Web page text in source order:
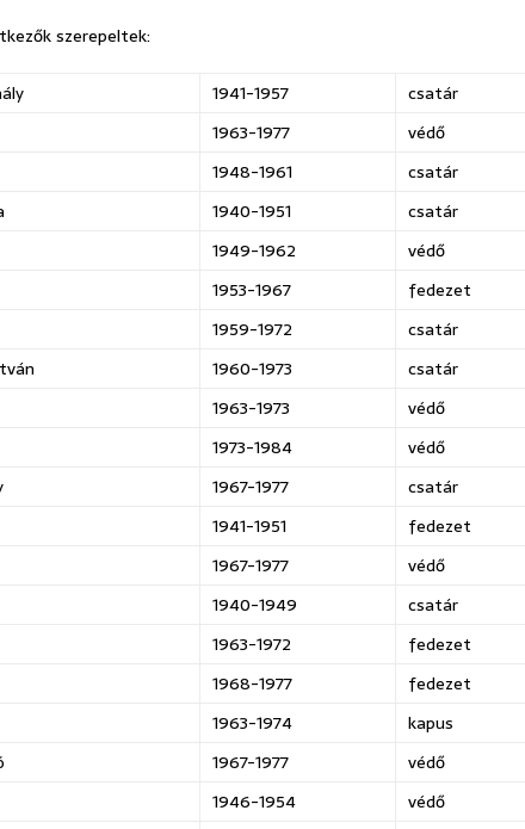
szerepeltek:
1941-1957
csatár
1963-1977
védő
1948-1961
csatár
1940-1951
csatár
1949-1962
védő
1953-1967
fedezet
1959-1972
csatár
1960-1973
csatár
1963-1973
védő
1973-1984
védő
1967-1977
csatár
1941-1951
fedezet
1967-1977
védő
1940-1949
csatár
1963-1972
fedezet
1968-1977
fedezet
1963-1974
kapus
1967-1977
védő
1946-1954
védő